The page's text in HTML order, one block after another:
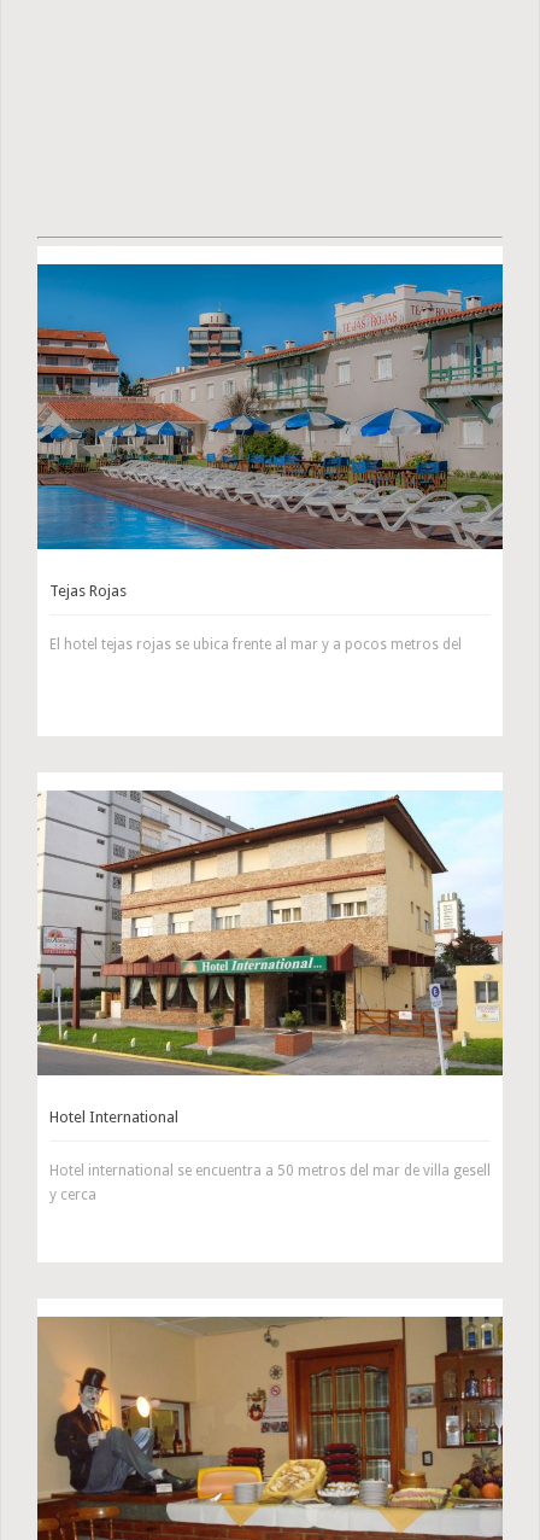
Tejas Rojas
El hotel tejas rojas se ubica frente al mar y a pocos metros del
Hotel International
Hotel international se encuentra a 50 metros del mar de villa gesell
y cerca